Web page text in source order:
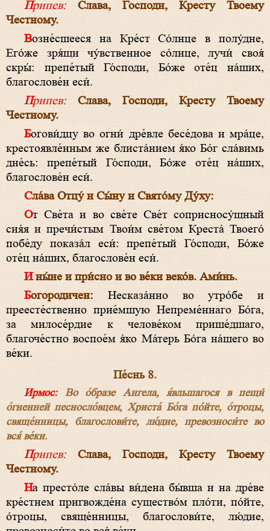
Припев:
Слава, Господи, Кресту Твоему
Честному.
Возне́сшееся на Кре́ст Со́лнце в полу́дне,
Его́же зря́щи чу́вственное со́лнце, лучи́ своя́
скры́: препе́тый Го́споди, Бо́же оте́ц на́ших,
благослове́н еси́.
Припев:
Слава, Господи, Кресту Твоему
Честному.
Богови́дцу во огни́ дре́вле бесе́дова и мра́це,
крестоявле́нным же блиста́нием я́ко Бо́г сла́вимь
дне́сь: препе́тый Го́споди, Бо́же оте́ц на́ших,
благослове́н еси́.
Сла́ва Отцу́ и Сы́ну и Свято́му Ду́ху:
От Све́та и во све́те Све́т соприсносу́щный
сия́я и пречи́стым Твои́м све́том Креста́ Твоего́
побе́ду показа́л еси́: препе́тый Го́споди, Бо́же
оте́ц на́ших, благослове́н еси́.
И ны́не и при́сно и во ве́ки веко́в. Ами́нь.
Богородичен: Несказа́нно во утро́бе и
преесте́ственно прие́мшую Непреме́ннаго Бо́га,
за милосе́рдие к челове́ком прише́дшаго,
благоче́стно воспое́м я́ко Ма́терь Бо́га на́шего во
ве́ки.
Пе́снь 8.
Ирмос:Во о́бразе Ангела, я́вльшагося в пещи́
о́гненней песносло́вцем, Христа́ Бо́га по́йте, о́троцы,
свяще́нницы, благослови́те, лю́дие, превозноси́те во
вся́ ве́ки.
Припев:
Слава, Господи, Кресту Твоему
Честному.
На престо́ле сла́вы ви́дена бы́вша и на дре́ве
кре́стнем пригвожде́на существо́м пло́ти, по́йте,
о́троцы, свяще́нницы, благослови́те, лю́дие,